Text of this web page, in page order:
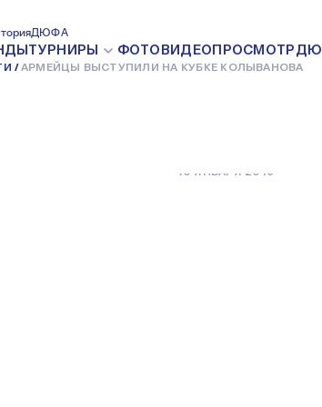
ДЮФА
ТУРНИРЫ ФОТОВИДЕОПРОСМОТР
АРМЕЙЦЫ ВЫСТУПИЛИ НА КУБКЕ КОЛЫВАНОВА
НА
10 ЯНВАРЯ 2019